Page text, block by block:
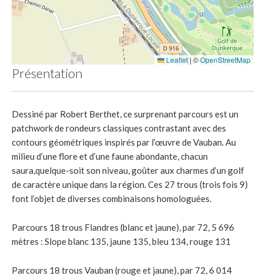
Leaflet | ©OpenStreetMap
Présentation
Dessiné par Robert Berthet, ce surprenant parcours est un
patchwork de rondeurs classiques contrastant avec des
contours géométriques inspirés par l’œuvre de Vauban. Au
milieu d’une flore et d’une faune abondante, chacun
saura,quelque-soit son niveau, goûter aux charmes d’un golf
de caractère unique dans la région. Ces 27 trous (trois fois 9)
font l’objet de diverses combinaisons homologuées.
Parcours 18 trous Flandres (blanc et jaune), par 72, 5 696
mètres : Slope blanc 135, jaune 135, bleu 134, rouge 131
Parcours 18 trous Vauban (rouge et jaune), par 72, 6 014